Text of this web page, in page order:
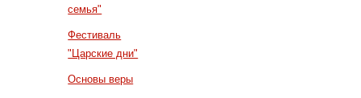
семья"
Фестиваль
"Царские дни"
Основы веры